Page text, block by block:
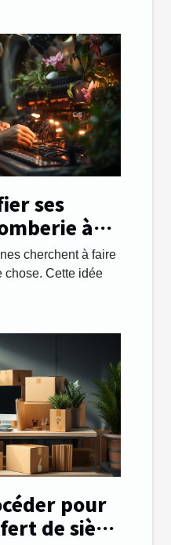
ses
à
?cherchent à faire
chose. Cette idée
pour
de siège